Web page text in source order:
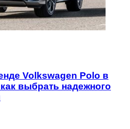
Volkswagen Polo в
выбрать надежного